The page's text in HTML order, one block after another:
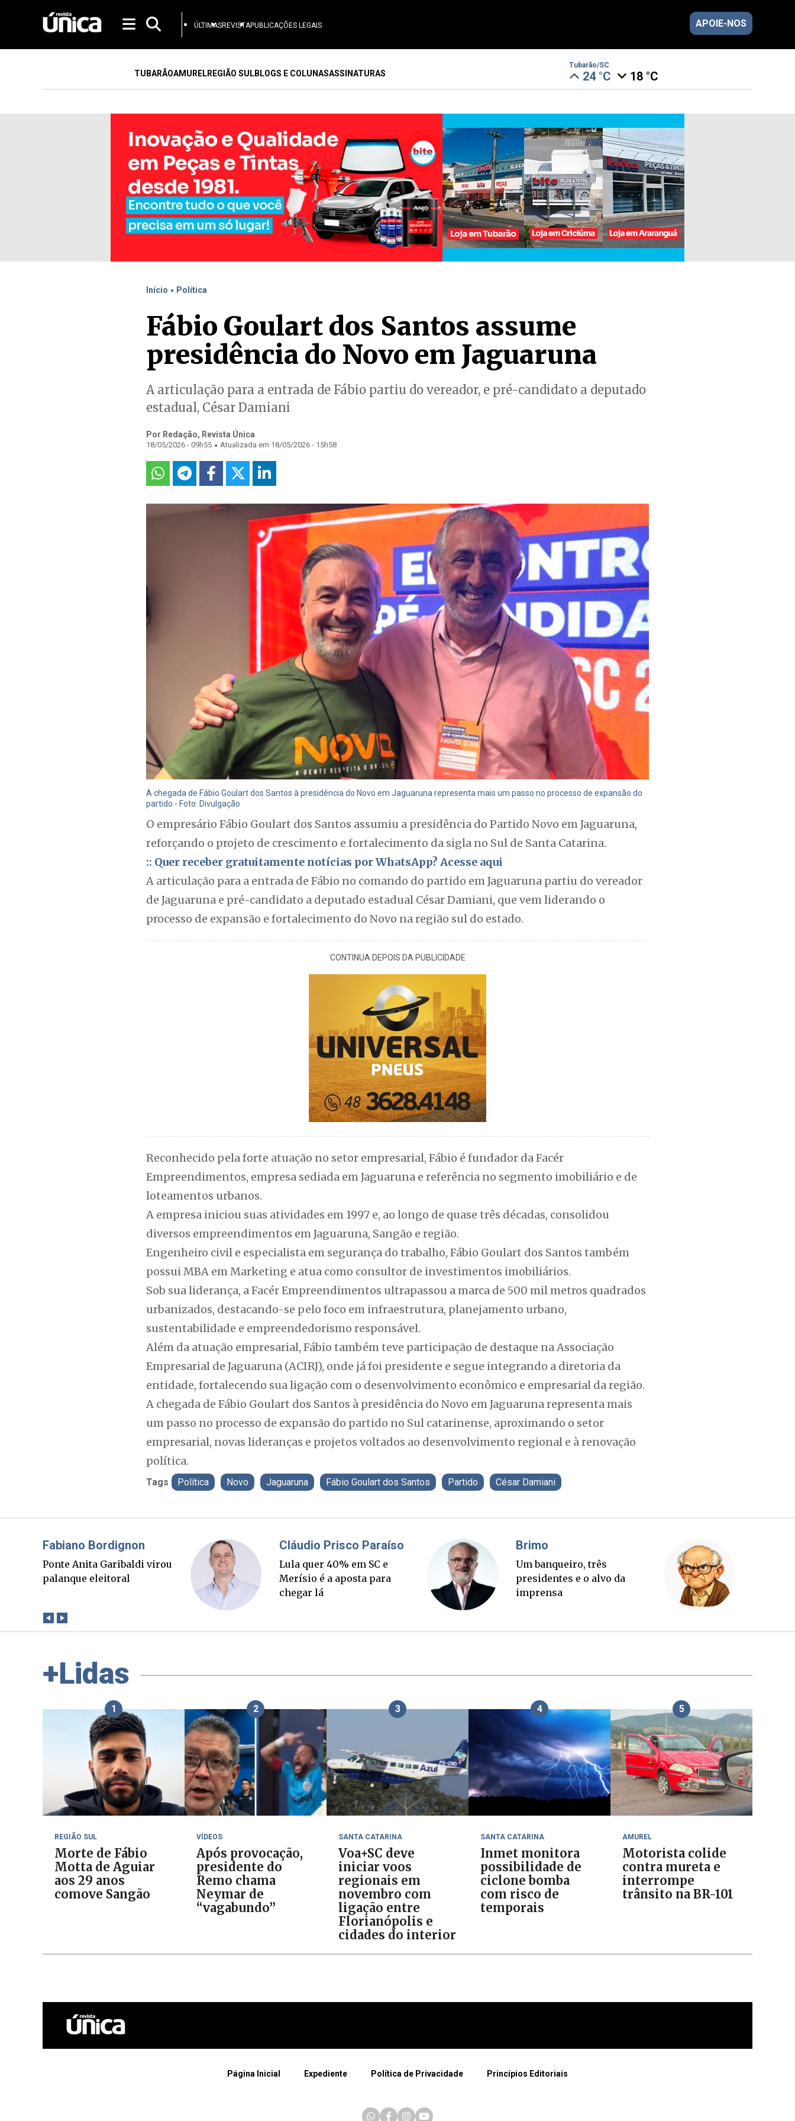
ÚLTIMASREVISTAPUBLICAÇÕES LEGAIS APOIE-NOS
TUBARÃOAMURELREGIÃO SULBLOGS E COLUNASASSINATURAS
Tubarão/SC
24 °C 18 °C
Início . Política
Fábio Goulart dos Santos assume
presidência do Novo em Jaguaruna
A articulação para a entrada de Fábio partiu do vereador, e pré-candidato a deputado
estadual, César Damiani
Por Redação, Revista Única
18/05/2026 - 09h55 . Atualizada em 18/05/2026 - 15h58
A chegada de Fábio Goulart dos Santos à presidência do Novo em Jaguaruna representa mais um passo no processo de expansão do
partido - Foto: Divulgação
O empresário Fábio Goulart dos Santos assumiu a presidência do Partido Novo em Jaguaruna,
reforçando o projeto de crescimento e fortalecimento da sigla no Sul de Santa Catarina.
:: Quer receber gratuitamente notícias por WhatsApp? Acesse aqui
A articulação para a entrada de Fábio no comando do partido em Jaguaruna partiu do vereador
de Jaguaruna e pré-candidato a deputado estadual César Damiani, que vem liderando o
processo de expansão e fortalecimento do Novo na região sul do estado.
CONTINUA DEPOIS DA PUBLICIDADE
Reconhecido pela forte atuação no setor empresarial, Fábio é fundador da Facér
Empreendimentos, empresa sediada em Jaguaruna e referência no segmento imobiliário e de
loteamentos urbanos.
A empresa iniciou suas atividades em 1997 e, ao longo de quase três décadas, consolidou
diversos empreendimentos em Jaguaruna, Sangão e região.
Engenheiro civil e especialista em segurança do trabalho, Fábio Goulart dos Santos também
possui MBA em Marketing e atua como consultor de investimentos imobiliários.
Sob sua liderança, a Facér Empreendimentos ultrapassou a marca de 500 mil metros quadrados
urbanizados, destacando-se pelo foco em infraestrutura, planejamento urbano,
sustentabilidade e empreendedorismo responsável.
Além da atuação empresarial, Fábio também teve participação de destaque na Associação
Empresarial de Jaguaruna (ACIRJ), onde já foi presidente e segue integrando a diretoria da
entidade, fortalecendo sua ligação com o desenvolvimento econômico e empresarial da região.
A chegada de Fábio Goulart dos Santos à presidência do Novo em Jaguaruna representa mais
um passo no processo de expansão do partido no Sul catarinense, aproximando o setor
empresarial, novas lideranças e projetos voltados ao desenvolvimento regional e à renovação
política.
Tags Política Novo Jaguaruna Fábio Goulart dos Santos Partido César Damiani
Misael Elias
O Boato corre mais rápido
que a verdade. Mas quem
Fabiano Bordignon
Ponte Anita Garibaldi virou
palanque eleitoral
Cláudio Prisco Paraíso
Lula quer 40% em SC e
Merísio é a aposta para
chegar lá
+Lidas
1
REGIÃO SUL
Morte de Fábio
Motta de Aguiar
aos 29 anos
comove Sangão
2
VÍDEOS
Após provocação,
presidente do
Remo chama
Neymar de
“vagabundo”
3
SANTA CATARINA
Voa+SC deve
iniciar voos
regionais em
novembro com
ligação entre
Florianópolis e
cidades do interior
4
SANTA CATARINA
Inmet monitora
possibilidade de
ciclone bomba
com risco de
temporais
5
AMUREL
Motorista colide
contra mureta e
interrompe
trânsito na BR-101
Página Inicial Expediente Política de Privacidade Princípios Editoriais